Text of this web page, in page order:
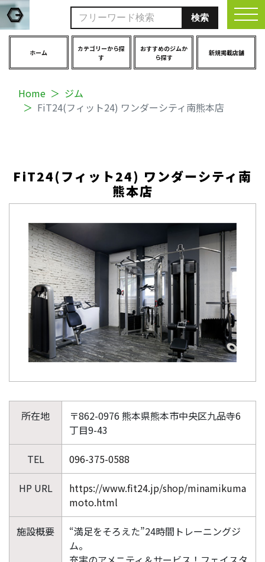
ホーム
カテゴリーから探
す
おすすめのジムか
ら探す
新規掲載店舗
Home
ジム
FiT24(フィット24) ワンダーシティ南熊本店
FiT24(フィット24) ワンダーシティ南
熊本店
所在地
〒862-0976 熊本県熊本市中央区九品寺6
丁目9-43
TEL 096-375-0588
HP URL
https://www.fit24.jp/shop/minamikuma
moto.html
施設概要
“満足をそろえた”24時間トレーニングジ
ム。